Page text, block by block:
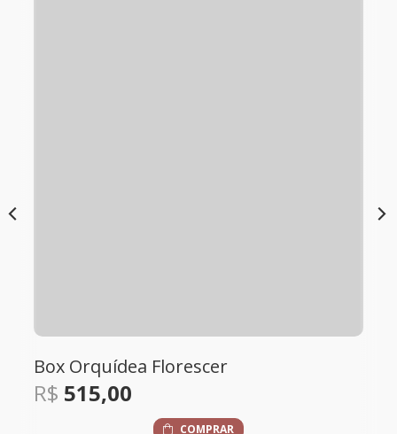
Vaso porcelana com arranjo de
desidratadas P
R$250,00